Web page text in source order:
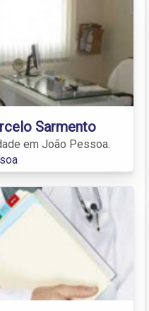
Sarmento
em João Pessoa.